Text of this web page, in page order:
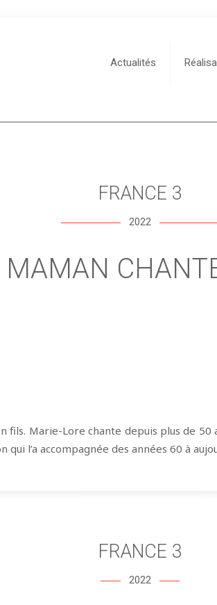
Actualités
FRANCE 3
2022
MAMAN
fils. Marie-Lore chante depuis plus de
l’a accompagnée des années 60 à
FRANCE 3
2022